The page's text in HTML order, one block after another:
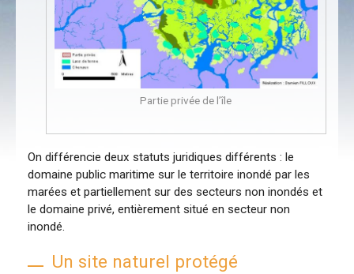
Partie privée de l’île
On différencie deux statuts juridiques différents : le
domaine public maritime sur le territoire inondé par les
marées et partiellement sur des secteurs non inondés et
le domaine privé, entièrement situé en secteur non
inondé.
Un site naturel protégé